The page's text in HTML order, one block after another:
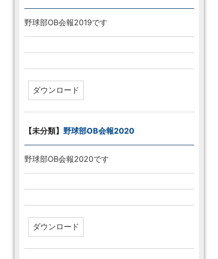
野球部OB会報2019です
【未分類】 野球部OB会報2020
野球部OB会報2020です